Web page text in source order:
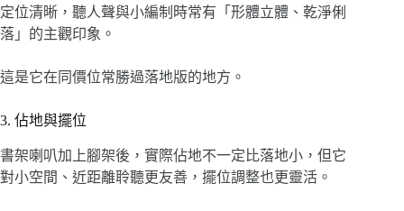
定位清晰，聽人聲與小編制時常有「形體立體、乾淨俐
落」的主觀印象。
這是它在同價位常勝過落地版的地方。
3. 佔地與擺位
書架喇叭加上腳架後，實際佔地不一定比落地小，但它
對小空間、近距離聆聽更友善，擺位調整也更靈活。